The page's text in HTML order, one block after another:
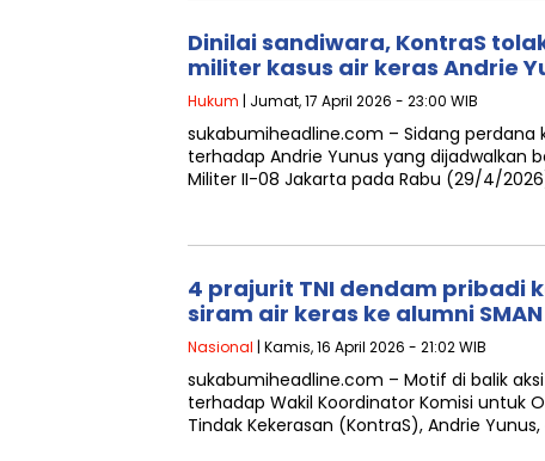
Dinilai sandiwara, KontraS
militer kasus air keras Andrie
Hukum | Jumat, 17 April 2026 - 23:00 WIB
sukabumiheadline.com – Sidang perdana
terhadap Andrie Yunus yang dijadwalkan
Militer II-08 Jakarta pada Rabu (29/4/
4 prajurit TNI dendam pribadi
siram air keras ke alumni
Nasional | Kamis, 16 April 2026 - 21:02 WIB
sukabumiheadline.com – Motif di balik
terhadap Wakil Koordinator Komisi untuk
Tindak Kekerasan (KontraS), Andrie